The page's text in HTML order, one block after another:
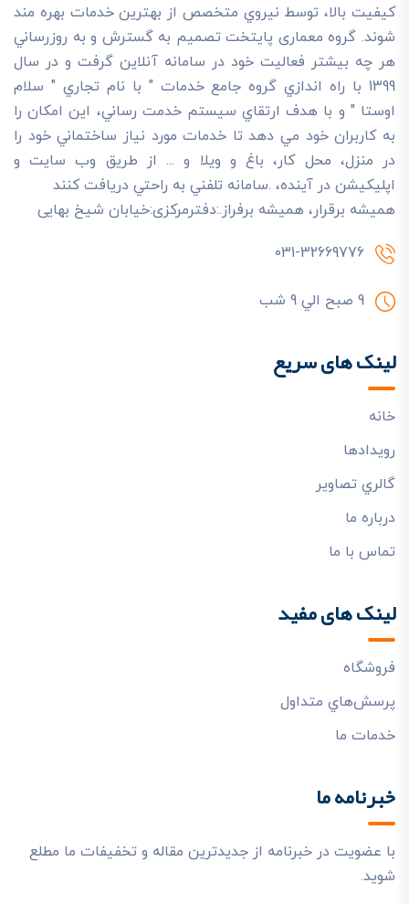
کيفيت بالا، توسط نيروي متخصص از بهترين خدمات بهره مند
شوند. گروه معماری پایتخت تصميم به گسترش و به روزرساني
هر چه بيشتر فعاليت خود در سامانه آنلاين گرفت و در سال
1399 با راه اندازي گروه جامع خدمات " با نام تجاري " سلام
اوستا " و با هدف ارتقاي سيستم خدمت رساني، اين امکان را
به کاربران خود مي دهد تا خدمات مورد نياز ساختماني خود را
در منزل، محل کار، باغ و ويلا و ... از طريق وب سايت و
اپليکيشن در آينده، .سامانه تلفني به راحتي دريافت کنند
هميشه برقرار، هميشه برفراز.:دفترمرکزی:خیابان شیخ بهایی
031-32669776
9 صبح الي 9 شب
لینک های سریع
خانه
رويدادها
گالري تصاوير
درباره ما
تماس با ما
لینک های مفید
فروشگاه
پرسش‌هاي متداول
خدمات ما
خبرنامه ما
با عضویت در خبرنامه از جدیدترین مقاله و تخفیفات ما مطلع
شوید.